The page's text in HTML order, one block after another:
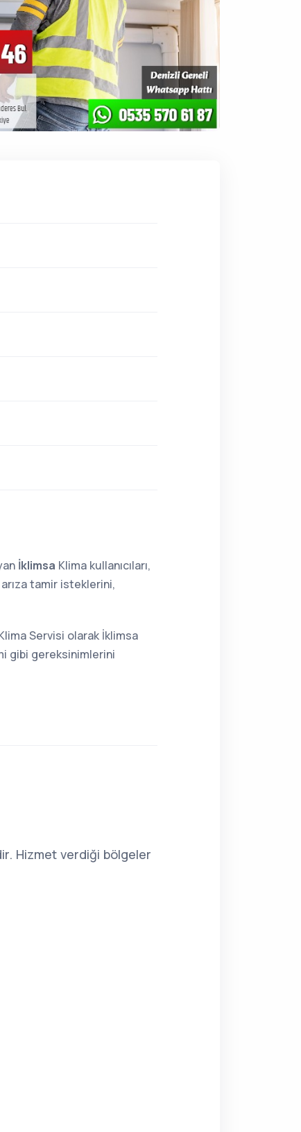
İklimsa Klima kullanıcıları,
tamir isteklerini,
Servisi olarak İklimsa
gibi gereksinimlerini
Hizmet verdiği bölgeler